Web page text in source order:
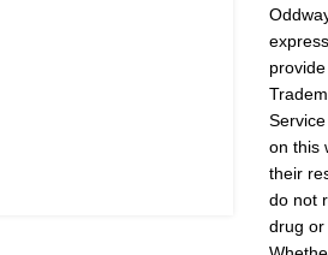
on this
their
do not
drug or